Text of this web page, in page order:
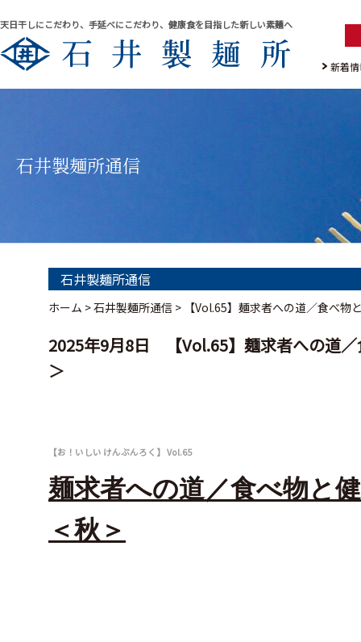
天日干しにこだわり、手延べにこだわり、健康食を目指した新しい素麺へ
新着
石井製麺所通信
石井製麺所通信
ホーム >石井製麺所通信 > 【Vol.65】麺求者への道／食べ物
2025年9月8日 【Vol.65】麺求者への道
＞
【お！いしい けんぶんろく】 Vol.65
麺求者への道／食べ物と
＜秋＞